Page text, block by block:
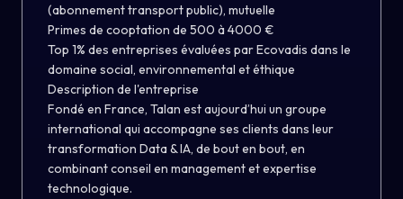
(abonnement transport public), mutuelle
Primes de cooptation de 500 à 4000 €
Top 1% des entreprises évaluées par Ecovadis dans le
domaine social, environnemental et éthique
Description de l'entreprise
Fondé en France, Talan est aujourd’hui un groupe
international qui accompagne ses clients dans leur
transformation Data & IA, de bout en bout, en
combinant conseil en management et expertise
technologique.